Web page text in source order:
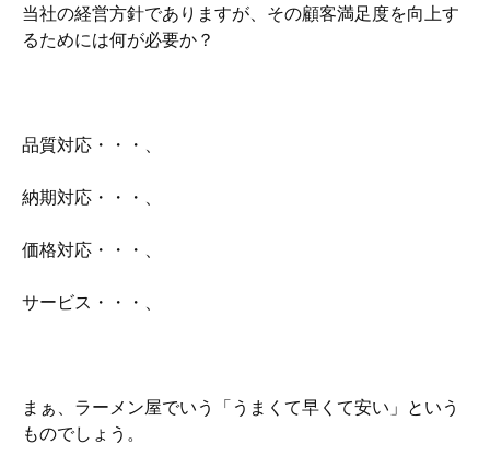
当社の経営方針でありますが、その顧客満足度を向上す
るためには何が必要か？
品質対応・・・、
納期対応・・・、
価格対応・・・、
サービス・・・、
まぁ、ラーメン屋でいう「うまくて早くて安い」という
ものでしょう。